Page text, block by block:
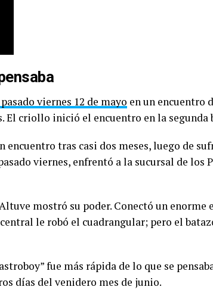
viernes 12 de mayo en un encuentro
El criollo inició el encuentro en la segunda
tras casi dos meses, luego de
viernes, enfrentó a la sucursal de los
mostró su poder. Conectó un enorme
le robó el cuadrangular; pero el
fue más rápida de lo que se
días del venidero mes de junio.